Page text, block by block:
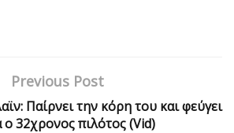
Previous Post
Παίρνει την κόρη του και φεύγει
ο 32χρονος πιλότος (Vid)